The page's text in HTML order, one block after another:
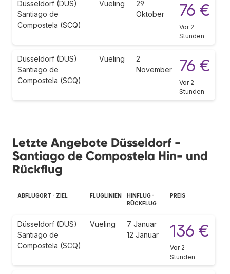
Düsseldorf (DUS)
Santiago de
Compostela (SCQ)
Vueling
29
Oktober
76 €
Vor 2
Stunden
Düsseldorf (DUS)
Santiago de
Compostela (SCQ)
Vueling
2
November
76 €
Vor 2
Stunden
Letzte Angebote Düsseldorf -
Santiago de Compostela Hin- und
Rückflug
ABFLUGORT - ZIEL FLUGLINIEN
HINFLUG -
RÜCKFLUG
PREIS
Düsseldorf (DUS)
Santiago de
Compostela (SCQ)
Vueling
7 Januar
12 Januar
136 €
Vor 2
Stunden